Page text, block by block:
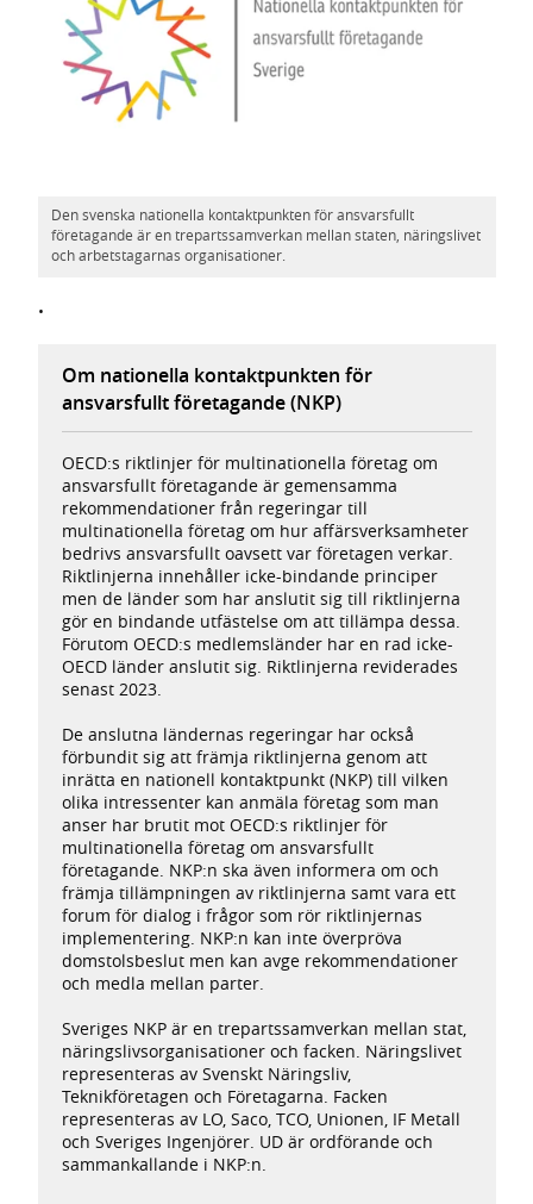
Den svenska nationella kontaktpunkten för ansvarsfullt
företagande är en trepartssamverkan mellan staten, näringslivet
och arbetstagarnas organisationer.
.
Om nationella kontaktpunkten för
ansvarsfullt företagande (NKP)
OECD:s riktlinjer för multinationella företag om
ansvarsfullt företagande är gemensamma
rekommendationer från regeringar till
multinationella företag om hur affärsverksamheter
bedrivs ansvarsfullt oavsett var företagen verkar.
Riktlinjerna innehåller icke-bindande principer
men de länder som har anslutit sig till riktlinjerna
gör en bindande utfästelse om att tillämpa dessa.
Förutom OECD:s medlemsländer har en rad icke-
OECD länder anslutit sig. Riktlinjerna reviderades
senast 2023.
De anslutna ländernas regeringar har också
förbundit sig att främja riktlinjerna genom att
inrätta en nationell kontaktpunkt (NKP) till vilken
olika intressenter kan anmäla företag som man
anser har brutit mot OECD:s riktlinjer för
multinationella företag om ansvarsfullt
företagande. NKP:n ska även informera om och
främja tillämpningen av riktlinjerna samt vara ett
forum för dialog i frågor som rör riktlinjernas
implementering. NKP:n kan inte överpröva
domstolsbeslut men kan avge rekommendationer
och medla mellan parter.
Sveriges NKP är en trepartssamverkan mellan stat,
näringslivsorganisationer och facken. Näringslivet
representeras av Svenskt Näringsliv,
Teknikföretagen och Företagarna. Facken
representeras av LO, Saco, TCO, Unionen, IF Metall
och Sveriges Ingenjörer. UD är ordförande och
sammankallande i NKP:n.